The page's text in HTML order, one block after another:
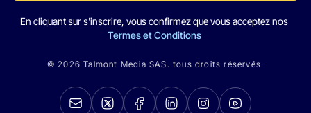
En cliquant sur s'inscrire, vous confirmez que vous acceptez nos
Termes et Conditions
© 2026 Talmont Media SAS. tous droits réservés.